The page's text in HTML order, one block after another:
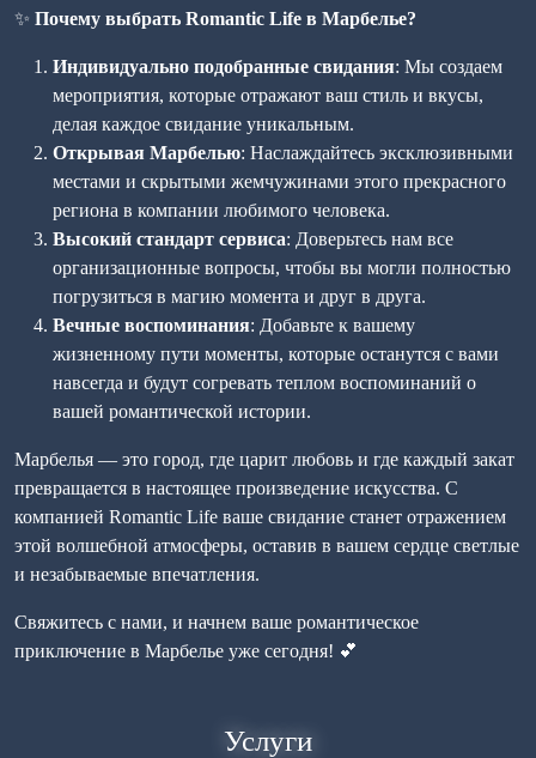
✨ Почему выбрать Romantic Life в Марбелье?
Индивидуально подобранные свидания: Мы создаем
мероприятия, которые отражают ваш стиль и вкусы,
делая каждое свидание уникальным.
Открывая Марбелью: Наслаждайтесь эксклюзивными
местами и скрытыми жемчужинами этого прекрасного
региона в компании любимого человека.
Высокий стандарт сервиса: Доверьтесь нам все
организационные вопросы, чтобы вы могли полностью
погрузиться в магию момента и друг в друга.
Вечные воспоминания: Добавьте к вашему
жизненному пути моменты, которые останутся с вами
навсегда и будут согревать теплом воспоминаний о
вашей романтической истории.
Марбелья — это город, где царит любовь и где каждый закат
превращается в настоящее произведение искусства. С
компанией Romantic Life ваше свидание станет отражением
этой волшебной атмосферы, оставив в вашем сердце светлые
и незабываемые впечатления.
Свяжитесь с нами, и начнем ваше романтическое
приключение в Марбелье уже сегодня! 💕
Услуги